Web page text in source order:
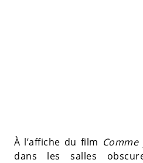
À l’affiche du film
dans les salles